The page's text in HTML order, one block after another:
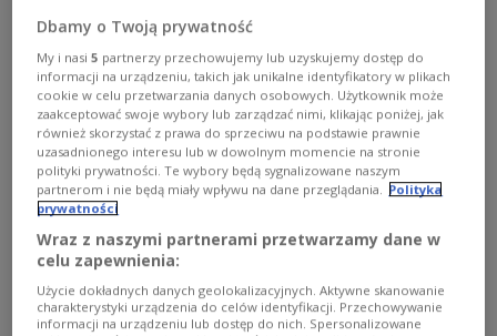
Dariusz Joński (left). PAP/Tomasz Gzell
The panel on Tuesday elected Dariusz Joński of the
governing Civic Coalition (KO) group as its head,
Polish state news agency PAP reported.
Dbamy o Twoją prywatność
My i nasi5 partnerzy przechowujemy lub uzyskujemy dostęp do
informacji na urządzeniu, takich jak unikalne identyfikatory w plikach
cookie w celu przetwarzania danych osobowych. Użytkownik może
zaakceptować swoje wybory lub zarządzać nimi, klikając poniżej, jak
również skorzystać z prawa do sprzeciwu na podstawie prawnie
uzasadnionego interesu lub w dowolnym momencie na stronie
polityki prywatności. Te wybory będą sygnalizowane naszym
partnerom i nie będą miały wpływu na dane przeglądania. Polityka
prywatności
Wraz z naszymi partnerami przetwarzamy dane w
celu zapewnienia:
Użycie dokładnych danych geolokalizacyjnych. Aktywne skanowanie
charakterystyki urządzenia do celów identyfikacji. Przechowywanie
informacji na urządzeniu lub dostęp do nich. Spersonalizowane